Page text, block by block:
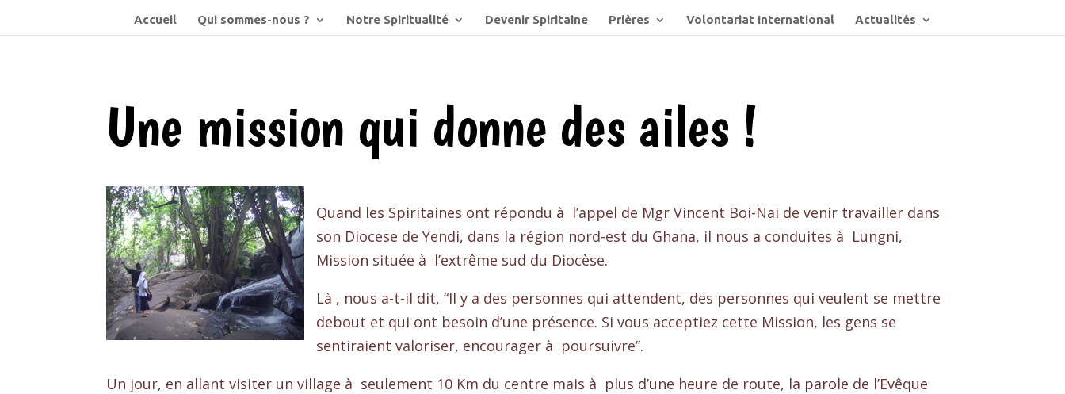
Accueil Qui sommes-nous ? Notre Spiritualité Devenir Spiritaine Prières Volontariat International Actualités
Une mission qui donne des ailes !
Quand les Spiritaines ont répondu à l’appel de Mgr Vincent Boi-Nai de venir travailler dans
son Diocese de Yendi, dans la région nord-est du Ghana, il nous a conduites à Lungni,
Mission située à l’extrême sud du Diocèse.
Là , nous a-t-il dit, “Il y a des personnes qui attendent, des personnes qui veulent se mettre
debout et qui ont besoin d’une présence. Si vous acceptiez cette Mission, les gens se
sentiraient valoriser, encourager à poursuivre”.
Un jour, en allant visiter un village à seulement 10 Km du centre mais à plus d’une heure de route, la parole de l’Evêque